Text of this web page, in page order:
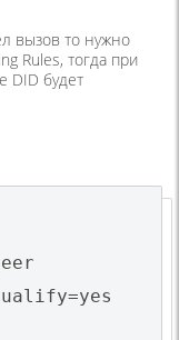
вызов то нужно
Rules, тогда при
DID будет